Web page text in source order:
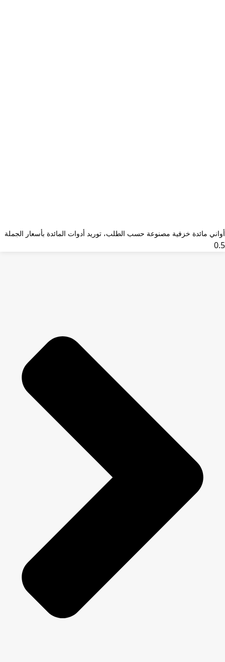
أواني مائدة خزفية مصنوعة حسب الطلب، توريد أدوات المائدة بأسعار الجملة